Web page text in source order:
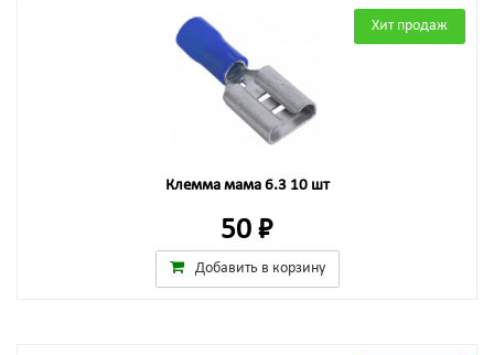
Хит продаж
Клемма мама 6.3 10 шт
50 ₽
Добавить в корзину